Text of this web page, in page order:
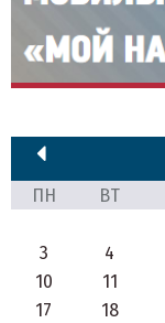
ПН ВТ
3
4
10
11
17
18